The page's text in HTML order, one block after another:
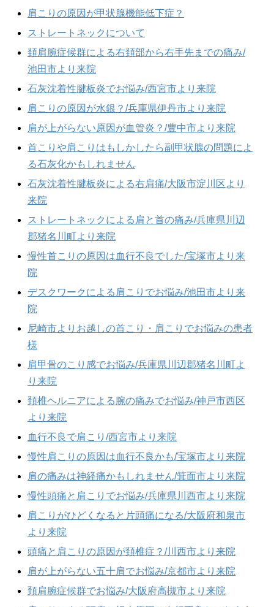
肩こりの原因が甲状腺機能低下症？
ストレートネックについて
頚肩腕症候群による右頚部から右手先までの痛み/
池田市より来院
石灰沈着性腱板炎でお悩み/西宮市より来院
肩こりの原因が水銀？/兵庫県伊丹市より来院
肩が上がらない原因が血管炎？/豊中市より来院
首こりや肩こりはもしかしたら副甲状腺の問題によ
る石灰化かもしれません
石灰沈着性腱板炎による右肩痛/大阪市淀川区より
来院
ストレートネックによる肩と首の痛み/兵庫県川辺
郡猪名川町より来院
慢性首こりの原因は血行不良でした/宝塚市より来
院
デスクワークによる肩こりでお悩み/池田市より来
院
尼崎市よりお越しの首こり・肩こりでお悩みの患者
様
肩甲骨のこり感でお悩み/兵庫県川辺郡猪名川町よ
り来院
頚椎ヘルニアによる腕の痛みでお悩み/神戸市西区
より来院
血行不良で肩こり/西宮市より来院
慢性肩こりの原因は血行不良かも/宝塚市より来院
肩の痛みは神経痛かもしれません/箕面市より来院
慢性頭痛と肩こりでお悩み/兵庫県川西市より来院
肩こりがひどくなると片頭痛になる/大阪府和泉市
より来院
頭痛と肩こりの原因が頚椎症？/川西市より来院
肩が上がらない五十肩でお悩み/京都市より来院
頚肩腕症候群でお悩み/大阪府高槻市より来院